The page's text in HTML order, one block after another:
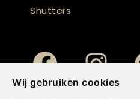
Wij gebruiken cookies
Shutters